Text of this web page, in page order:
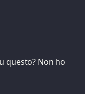
questo? Non ho